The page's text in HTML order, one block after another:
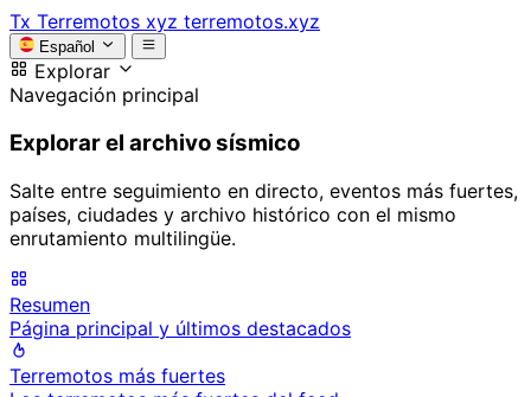
Tx Terremotos xyz terremotos.xyz
Español
Explorar
Navegación principal
Explorar el archivo sísmico
Salte entre seguimiento en directo, eventos más fuertes,
países, ciudades y archivo histórico con el mismo
enrutamiento multilingüe.
Resumen
Página principal y últimos destacados
Terremotos más fuertes